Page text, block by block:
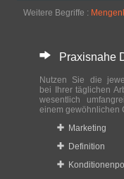
Weitere Begriffe :
Praxisnahe
Nutzen Sie die
bei Ihrer täglichen
wesentlich
einem gewöhnlichen
Marketing
Definition